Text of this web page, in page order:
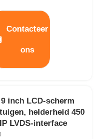
Contacteer
ons
9 inch LCD-scherm
helderheid 450
LVDS-interface